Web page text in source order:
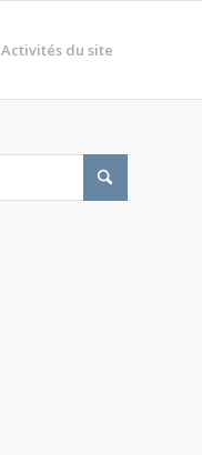
Activités du site